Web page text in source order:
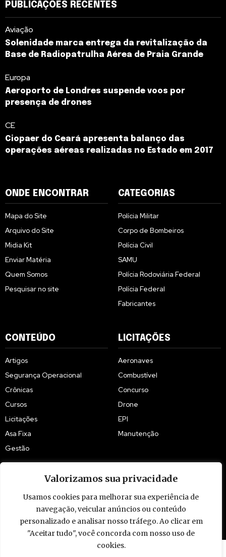
Valorizamos sua privacidade
Usamos cookies para melhorar sua experiência de
navegação, veicular anúncios ou conteúdo
personalizado e analisar nosso tráfego. Ao clicar em
"Aceitar tudo", você concorda com nosso uso de
cookies.
PUBLICAÇÕES RECENTES
Aviação
Solenidade marca entrega da revitalização da
Base de Radiopatrulha Aérea de Praia Grande
Europa
Aeroporto de Londres suspende voos por
presença de drones
CE
Ciopaer do Ceará apresenta balanço das
operações aéreas realizadas no Estado em 2017
ONDE ENCONTRAR
Mapa do Site
Arquivo do Site
Midia Kit
Enviar Matéria
Quem Somos
Pesquisar no site
CATEGORIAS
Polícia Militar
Corpo de Bombeiros
Polícia Civil
SAMU
Polícia Rodoviária Federal
Polícia Federal
Fabricantes
CONTEÚDO
Artigos
Segurança Operacional
Crônicas
Cursos
Licitações
Asa Fixa
Gestão
LICITAÇÕES
Aeronaves
Combustível
Concurso
Drone
EPI
Manutenção
© 2009 - 2026 Piloto Policial. Todos os direitos reservados. Brasil.